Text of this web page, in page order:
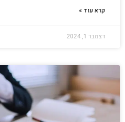
קרא עוד »
דצמבר 1, 2024